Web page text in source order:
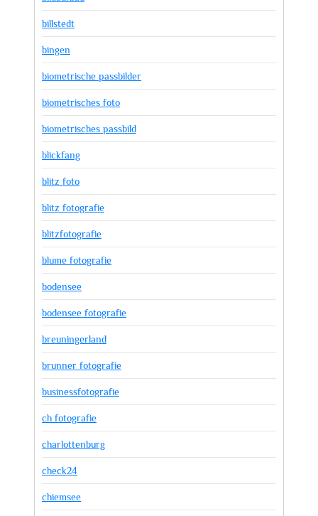
billstedt
bingen
biometrische passbilder
biometrisches foto
biometrisches passbild
blickfang
blitz foto
blitz fotografie
blitzfotografie
blume fotografie
bodensee
bodensee fotografie
breuningerland
brunner fotografie
businessfotografie
ch fotografie
charlottenburg
check24
chiemsee